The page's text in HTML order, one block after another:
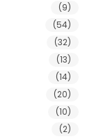
(9)
(54)
(32)
(13)
(14)
(20)
(10)
(2)